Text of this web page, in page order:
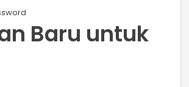
Baru untuk